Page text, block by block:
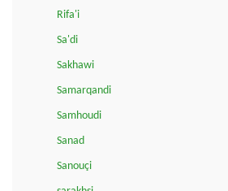
Rifa'i
Sa'di
Sakhawi
Samarqandi
Samhoudi
Sanad
Sanouçi